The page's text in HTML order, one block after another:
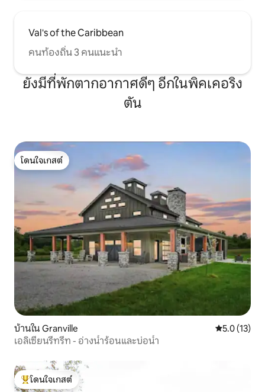
Val's of the Caribbean
คนท้องถิ่น 3 คนแนะนำ
ยังมีที่พักตากอากาศดีๆ อีกในพิคเคอริง
ตัน
โดนใจเกสต์
โดนใจเกสต์
บ้านใน Granville คะแนนเฉลี่ย
5.0 (13)
เอลิเซียนรีทรีท - อ่างน้ำร้อนและบ่อน้ำ
โดนใจเกสต์ที่สุด
โดนใจเกสต์